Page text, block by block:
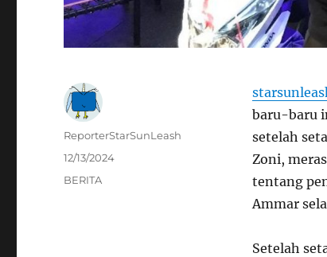
baru-baru
setelah
Zoni,
tentang
Ammar
Setelah
Author
ReporterStarSunLeash
Posted
12/13/2024
Categories
BERITA